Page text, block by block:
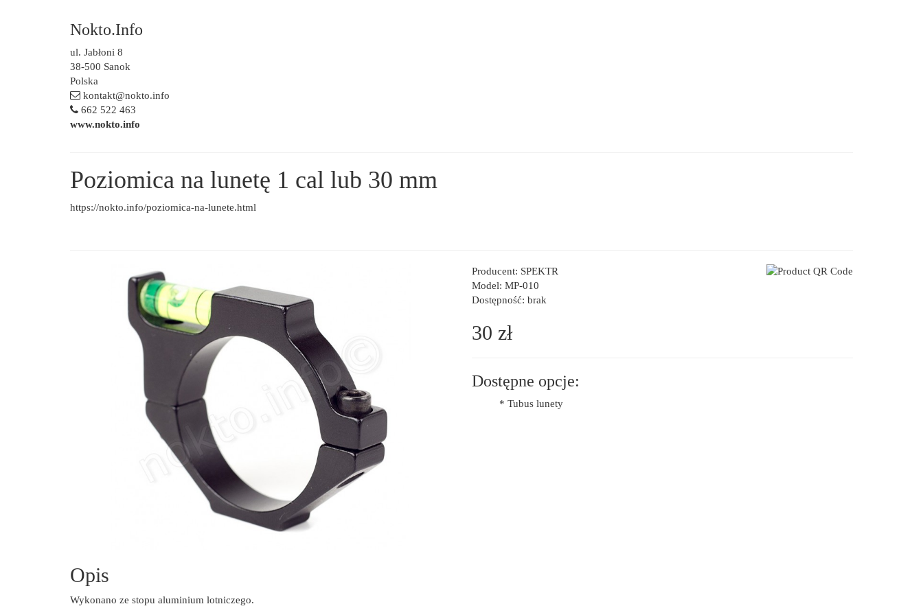
Nokto.Info
ul. Jabłoni 8
38-500 Sanok
Polska
kontakt@nokto.info
662 522 463
www.nokto.info
Poziomica na lunetę 1 cal lub 30 mm
https://nokto.info/poziomica-na-lunete.html
Producent: SPEKTR
Model: MP-010
Dostępność: brak
30 zł
Dostępne opcje:
* Tubus lunety
Opis
Wykonano ze stopu aluminium lotniczego.